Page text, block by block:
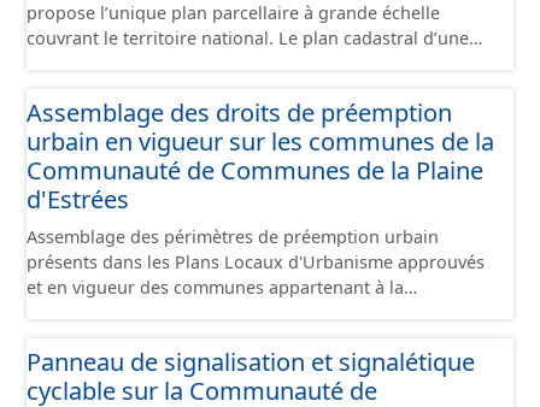
propose l’unique plan parcellaire à grande échelle
couvrant le territoire national. Le plan cadastral d’une
communément appelées « feuilles de plan ». La parcelle
est l’unité cadastrale de base. C’est un terrain d’un seul
tenant situé dans un même lieudit et appartenant à un
même propriétaire. Le plan cadastral au format vecteur
est issu majoritairement de numérisation du plan
cadastral papier ou raster réalisée dans le cadre de
conventions avec les collectivités territoriales. Les plans
cadastraux au format vecteur en France métropolitaine
données des feuilles de plan à la commune, elles même
regroupées à l'échelle de la Communauté de Communes
Assemblage des droits de préemption
urbain en vigueur sur les communes de la
Communauté de Communes de la Plaine
d'Estrées
Assemblage des périmètres de préemption urbain
présents dans les Plans Locaux d'Urbanisme approuvés
et en vigueur des communes appartenant à la
prescriptions nationales du CNIG. Malgré l'attention
portée à la création de ces données, il est rappelé que
Panneau de signalisation et signalétique
cyclable sur la Communauté de